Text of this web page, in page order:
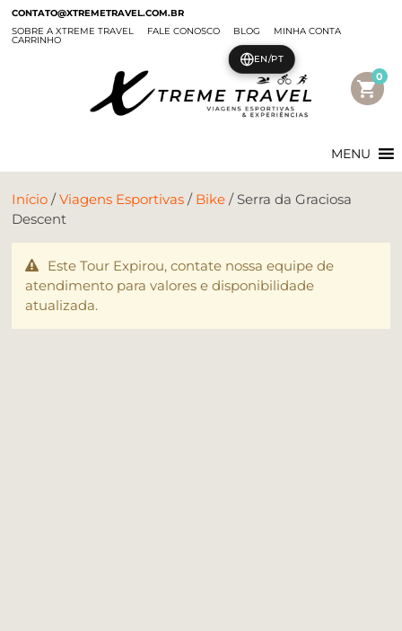
CONTATO@XTREMETRAVEL.COM.BR
SOBRE A XTREME TRAVEL
FALE CONOSCO BLOG MINHA CONTA
CARRINHO
shopping_cart
0
MENU
Início /Viagens Esportivas / Bike / Serra da Graciosa
Descent
Este Tour Expirou, contate nossa equipe de
atendimento para valores e disponibilidade
atualizada.
EN/PT